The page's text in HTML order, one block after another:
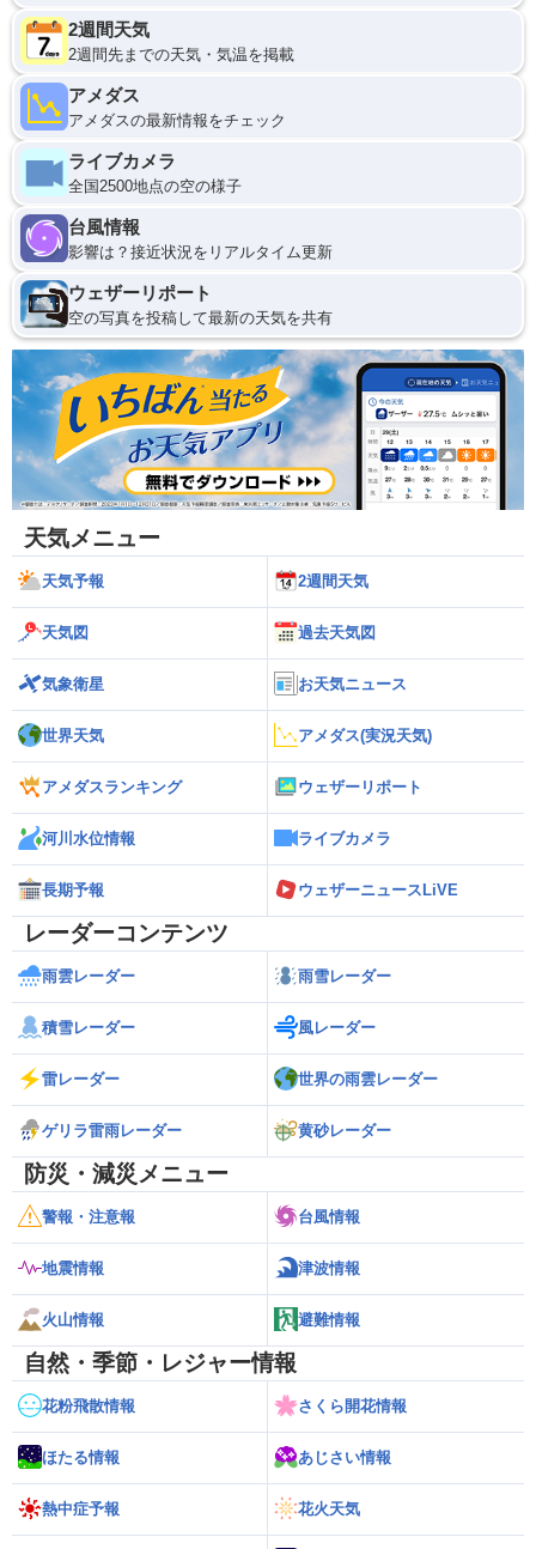
2週間天気
2週間先までの天気・気温を掲載
アメダス
アメダスの最新情報をチェック
ライブカメラ
全国2500地点の空の様子
台風情報
影響は？接近状況をリアルタイム更新
ウェザーリポート
空の写真を投稿して最新の天気を共有
天気メニュー
天気予報 2週間天気
天気図 過去天気図
気象衛星 お天気ニュース
世界天気 アメダス(実況天気)
アメダスランキング ウェザーリポート
河川水位情報 ライブカメラ
長期予報 ウェザーニュースLiVE
レーダーコンテンツ
雨雲レーダー 雨雪レーダー
積雪レーダー 風レーダー
雷レーダー 世界の雨雲レーダー
ゲリラ雷雨レーダー 黄砂レーダー
防災・減災メニュー
警報・注意報 台風情報
地震情報 津波情報
火山情報 避難情報
自然・季節・レジャー情報
花粉飛散情報 さくら開花情報
ほたる情報 あじさい情報
熱中症予報 花火天気